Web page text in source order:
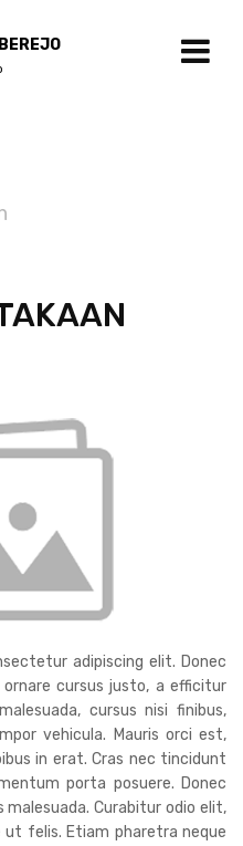
adipiscing elit. Donec
cursus justo, a efficitur
cursus nisi finibus,
vehicula. Mauris orci est,
in erat. Cras nec tincidunt
porta posuere. Donec
Curabitur odio elit,
felis. Etiam pharetra neque